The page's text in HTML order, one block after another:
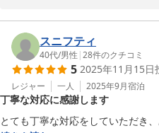
当館は安藤忠雄氏デザインによ
階段や大きな本棚等、他とは違
ただけます。
是非次回も当館にお越しいただ
幸いです。
ありがとうございました。
スニフティ
40代/男性 |28件のクチコミ
5 2025年11月15日
レジャー 一人 2025年9月宿泊
丁寧な対応に感謝します
とても丁寧な対応をしていただき